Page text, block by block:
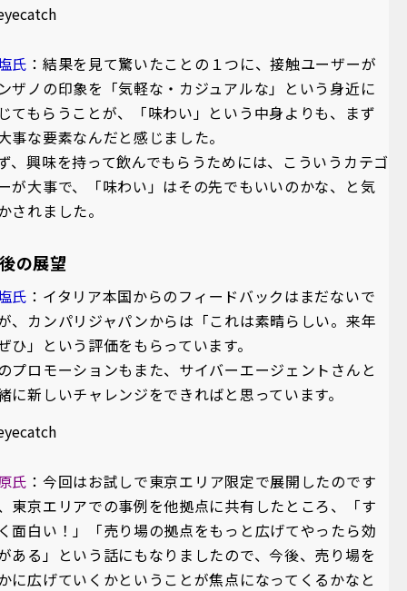
氏 ：結果を見て驚いたことの１つに、接触ユーザーが
ザノの印象を「気軽な・カジュアルな」という身近に
てもらうことが、「味わい」という中身よりも、まず
事な要素なんだと感じました。
、興味を持って飲んでもらうためには、こういうカテゴ
が大事で、「味わい」はその先でもいいのかな、と気
されました。
の展望
氏 ：イタリア本国からのフィードバックはまだないで
、カンパリジャパンからは「これは素晴らしい。来年
ひ」という評価をもらっています。
プロモーションもまた、サイバーエージェントさんと
に新しいチャレンジをできればと思っています。
氏 ：今回はお試しで東京エリア限定で展開したのです
東京エリアでの事例を他拠点に共有したところ、「す
面白い！」「売り場の拠点をもっと広げてやったら効
ある」という話にもなりましたので、今後、売り場を
に広げていくかということが焦点になってくるかなと